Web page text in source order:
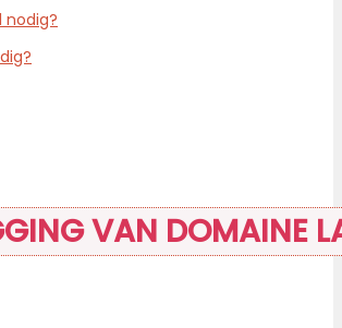
nodig?
VAN DOMAINE